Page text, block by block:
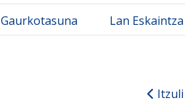
Gaurkotasuna Lan Eskaintza
Itzuli